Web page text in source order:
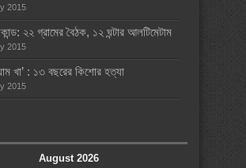
2015
২২ গ্রামের বৈঠক, ১২ ঘন্টার আলটিমেটাম
2015
খা’ : ১৩ বছরের কিশোর হত্যা
2015
August 2026